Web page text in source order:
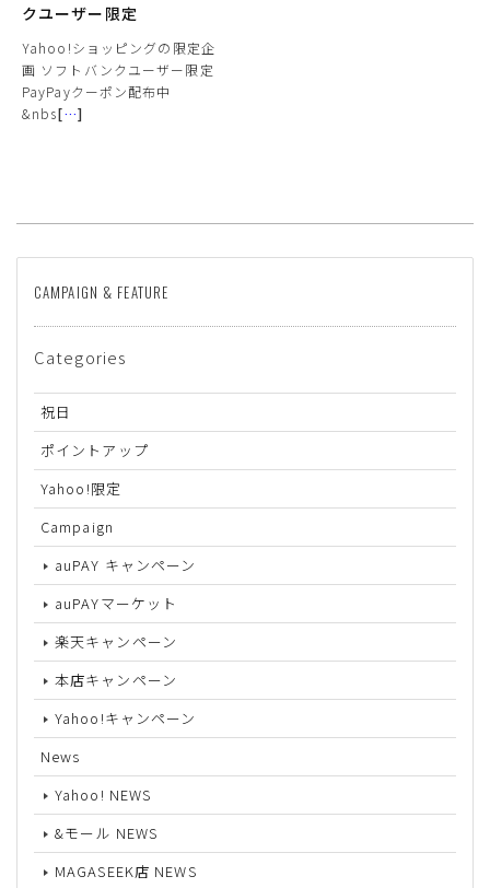
クユーザー限定
Yahoo!ショッピングの限定企
画 ソフトバンクユーザー限定
PayPayクーポン配布中
&nbs[…]
CAMPAIGN & FEATURE
Categories
祝日
ポイントアップ
Yahoo!限定
Campaign
auPAY キャンペーン
auPAYマーケット
楽天キャンペーン
本店キャンペーン
Yahoo!キャンペーン
News
Yahoo! NEWS
&モール NEWS
MAGASEEK店 NEWS
サイズ
ヒールの高さ